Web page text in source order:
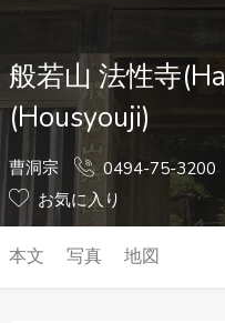
般若山 法性寺
(Housyouji)
曹洞宗 0494-75-3200
お気に入り
本文 写真 地図